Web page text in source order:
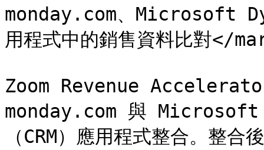
monday.com、Microsoft
用程式中的銷售資料比對</
Zoom Revenue
monday.com 與 Microsoft
（CRM）應用程式整合。